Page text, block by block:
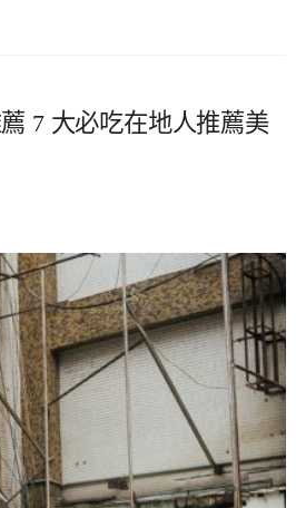
7 大必吃在地人推薦美